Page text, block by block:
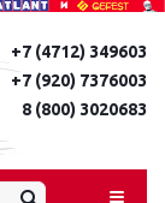
+7 (4712) 349603
+7 (920) 7376003
8 (800) 3020683